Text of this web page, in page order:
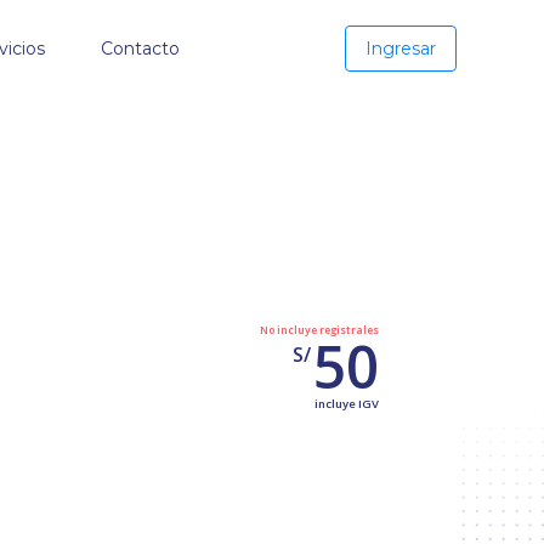
Contacto Ingresar
No incluye registrales
S/50
incluye IGV